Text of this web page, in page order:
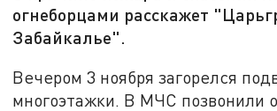
огнеборцами расскажет
Забайкалье".
Вечером 3 ноября загорелся
многоэтажки. В МЧС позвонили